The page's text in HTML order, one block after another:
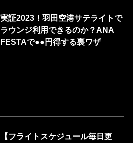
実証2023！羽田空港サテライトで
ラウンジ利用できるのか？ANA
FESTAで●●円得する裏ワザ
【フライトスケジュール毎日更